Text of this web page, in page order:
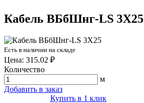
Кабель ВБбШнг-LS 3Х25
Есть в наличии на складе
Цена: 315.02 ₽
Количество
м
Добавить в заказ
Купить в 1 клик